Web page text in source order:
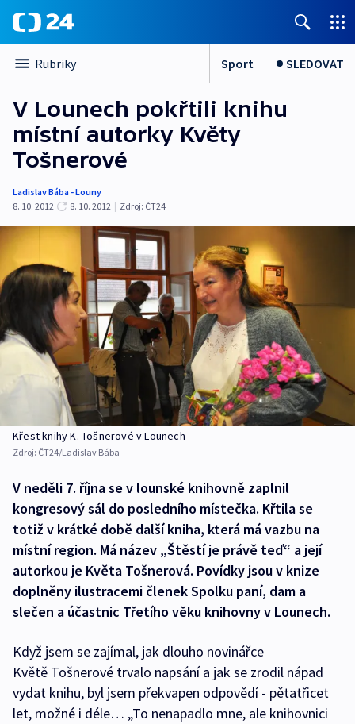
Rubriky Sport SLEDOVAT
V Lounech pokřtili knihu
místní autorky Květy
Tošnerové
Ladislav Bába - Louny
8. 10. 2012
8. 10. 2012 | Zdroj: ČT24
Křest knihy K. Tošnerové v Lounech
Zdroj: ČT24/Ladislav Bába
V neděli 7. října se v lounské knihovně zaplnil
kongresový sál do posledního místečka. Křtila se
totiž v krátké době další kniha, která má vazbu na
místní region. Má název „Štěstí je právě teď“ a její
autorkou je Květa Tošnerová. Povídky jsou v knize
doplněny ilustracemi členek Spolku paní, dam a
slečen a účastnic Třetího věku knihovny v Lounech.
Když jsem se zajímal, jak dlouho novinářce
Květě Tošnerové trvalo napsání a jak se zrodil nápad
vydat knihu, byl jsem překvapen odpovědí - pětatřicet
let, možné i déle… „To nenapadlo mne, ale knihovnici